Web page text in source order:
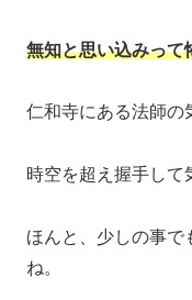
無知と思い込みって
仁和寺にある法師の
時空を超え握手して
ほんと、少しの事で
ね。